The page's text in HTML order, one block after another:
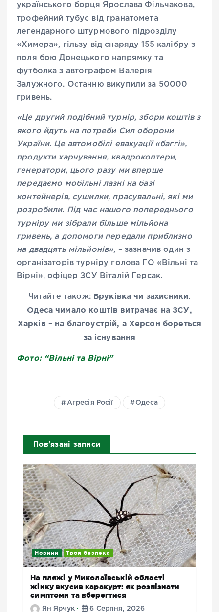
українського борця Ярослава Фільчакова,
трофейний тубус від гранатомета
легендарного штурмового підрозділу
«Химера», гільзу від снаряду 155 калібру з
поля бою Донецького напрямку та
футболка з автографом Валерія
Залужного. Останню викупили за 50000
гривень.
«Це другий подібний турнір, збори коштів з
якого йдуть на потреби Сил оборони
України. Це автомобілі евакуації «баггі»,
продукти харчування, квадрокоптери,
генератори, цього разу ми вперше
передаємо мобільні лазні на базі
контейнерів, сушилки, прасувальні, які ми
розробили. Під час нашого попереднього
турніру ми зібрали більше мільйона
гривень, а допомоги передали приблизно
на двадцять мільйонів», – зазначив один з
організаторів турніру голова ГО «Вільні та
Вірні», офіцер ЗСУ Віталій Герсак.
Читайте також: Бруківка чи захисники:
Одеса чимало коштів витрачає на ЗСУ,
Харків – на благоустрій, а Херсон бореться
за існування
Фото: “Вільні та Вірні”
Агресія Росії Одеса
Пов'язані записи
Новини Твоя безпека
На пляжі у Миколаївській області
жінку вкусив каракурт: як розпізнати
симптоми та вберегтися
Ян Ярчук 6 Серпня, 2026